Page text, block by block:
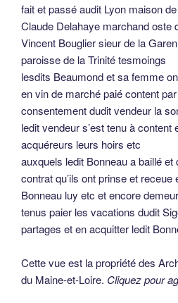
fait et passé audit Lyon maison
Claude Delahaye marchand oste
Vincent Bouglier sieur de la
paroisse de la Trinité tesmoings
lesdits Beaumond et sa femme
en vin de marché paié content
consentement dudit vendeur la
ledit vendeur s’est tenu à content
acquéreurs leurs hoirs etc
auxquels ledit Bonneau a baillé
contrat qu’ils ont prinse et receue
Bonneau luy etc et encore
tenus paier les vacations dudit
partages et en acquitter ledit
Cette vue est la propriété des
du Maine-et-Loire. Cliquez pour